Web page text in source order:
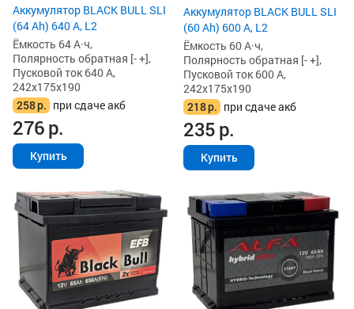
Аккумулятор BLACK BULL SLI
(64 Ah) 640 А, L2
Ёмкость 64 А·ч,
Полярность обратная [- +],
Пусковой ток 640 А,
242x175x190
258р. при сдаче акб
276р.
Купить
Аккумулятор BLACK BULL SLI
(60 Ah) 600 А, L2
Ёмкость 60 А·ч,
Полярность обратная [- +],
Пусковой ток 600 А,
242x175x190
218р. при сдаче акб
235р.
Купить